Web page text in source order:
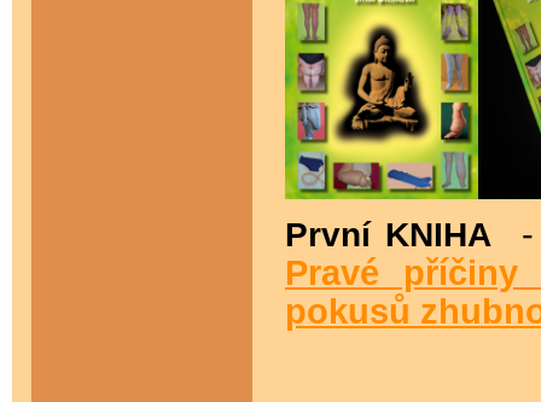
První KNIHA
-
Pravé příčiny
pokusů